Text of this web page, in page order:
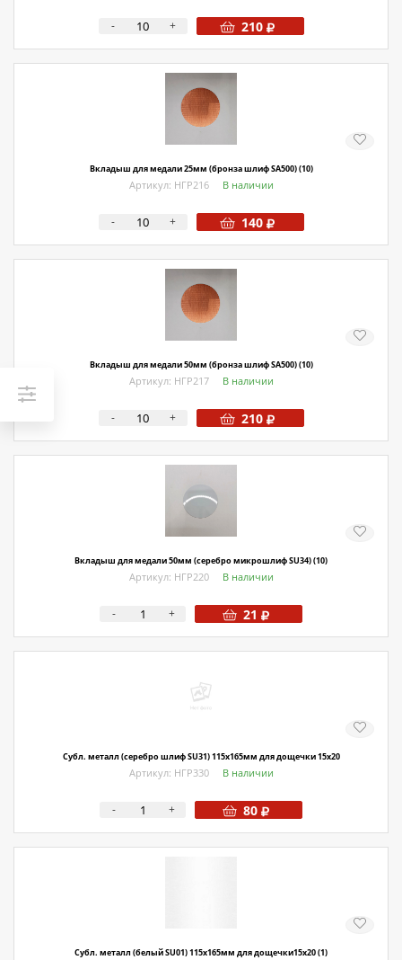
- + 210
Вкладыш для медали 25мм (бронза шлиф SA500) (10)
Артикул: НГР216 В наличии
- + 140
Вкладыш для медали 50мм (бронза шлиф SA500) (10)
Артикул: НГР217 В наличии
- + 210
Вкладыш для медали 50мм (серебро микрошлиф SU34) (10)
Артикул: НГР220 В наличии
- + 21
Субл. металл (серебро шлиф SU31) 115х165мм для дощечки 15х20
Артикул: НГР330 В наличии
- + 80
Субл. металл (белый SU01) 115х165мм для дощечки15х20 (1)